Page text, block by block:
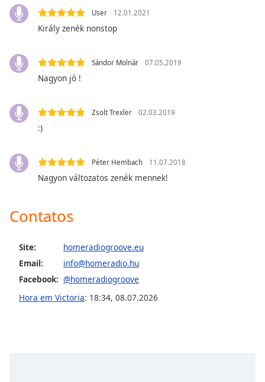
descriptions
off
selected
Subtitles
subtitles
opens
subtitles
settings
subtitles
off
selected
Track
in-
User 12.01.2021
Király zenék nonstop
Sándor Molnár 07.05.2019
Nagyon jó !
Zsolt Trexler 02.03.2019
:)
Péter Hembach 11.07.2018
Nagyon változatos zenék mennek!
Contatos
Site:
homeradiogroove.eu
Email:
info@homeradio.hu
Facebook: @homeradiogroove
Hora em Victoria: 18:34, 08.07.2026